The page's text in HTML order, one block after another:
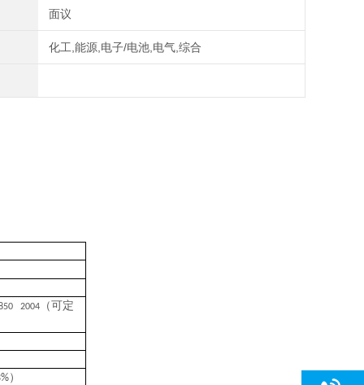
面议
化工,能源,电子/电池,电气,综合
2004（可定
）